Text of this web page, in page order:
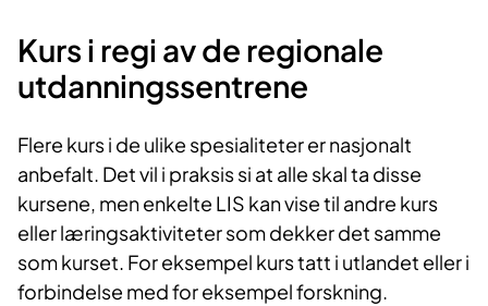
Kurs i regi av de regionale
utdanningssentrene
Flere kurs i de ulike spesialiteter er nasjonalt
anbefalt. Det vil i praksis si at alle skal ta disse
kursene, men enkelte LIS kan vise til andre kurs
eller læringsaktiviteter som dekker det samme
som kurset. For eksempel kurs tatt i utlandet eller i
forbindelse med for eksempel forskning.